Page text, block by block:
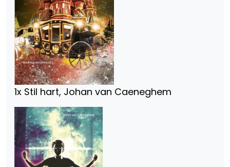
1x Stil hart, Johan van Caeneghem